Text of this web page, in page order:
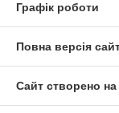
Графік роботи
Повна версія
Сайт створено на